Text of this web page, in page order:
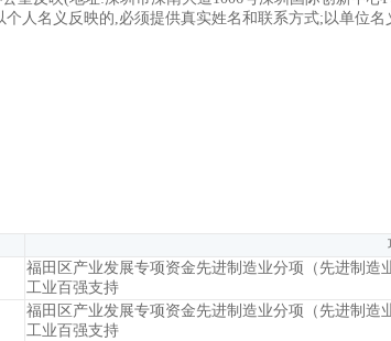
名义反映的,必须提供真实姓名和联系方式;以单位名
福田区产业发展专项资金先进制造业分项（先进制造
工业百强支持
福田区产业发展专项资金先进制造业分项（先进制造
工业百强支持